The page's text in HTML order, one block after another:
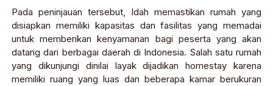
Pada peninjauan tersebut, Idah memastikan rumah yang
disiapkan memiliki kapasitas dan fasilitas yang memadai
untuk memberikan kenyamanan bagi peserta yang akan
datang dari berbagai daerah di Indonesia. Salah satu rumah
yang dikunjungi dinilai layak dijadikan homestay karena
memiliki ruang yang luas dan beberapa kamar berukuran